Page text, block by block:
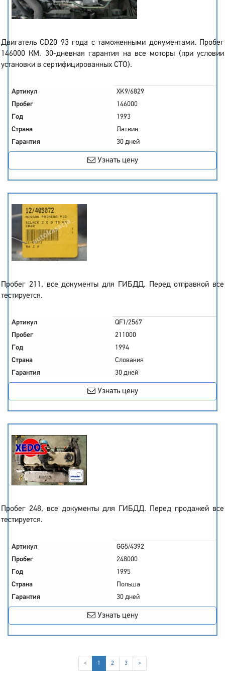
Двигатель CD20 93 года с таможенными документами. Пробег
146000 КМ. 30-дневная гарантия на все моторы (при условии
установки в сертифицированных СТО).
Артикул
XK9/6829
Пробег
146000
Год
1993
Страна
Латвия
Гарантия
30 дней
Узнать цену
Пробег 211, все документы для ГИБДД. Перед отправкой все
тестируется.
Артикул
QF1/2567
Пробег
211000
Год
1994
Страна
Словакия
Гарантия
30 дней
Узнать цену
Пробег 248, все документы для ГИБДД. Перед продажей все
тестируется.
Артикул
GG5/4392
Пробег
248000
Год
1995
Страна
Польша
Гарантия
30 дней
Узнать цену
< 1 (current)
2 3 >